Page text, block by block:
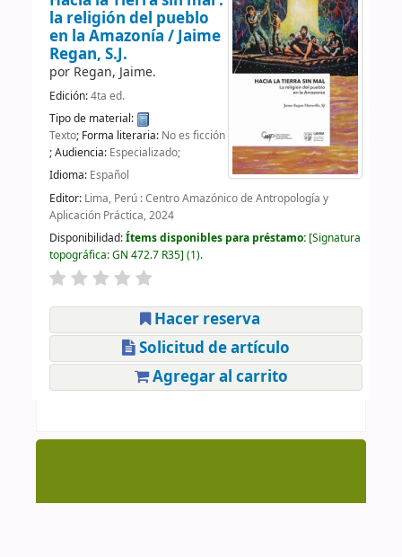
la religión del pueblo
en la Amazonía /Jaime
Regan, S.J.
por Regan, Jaime.
Edición:4ta ed.
Tipo de material:
Texto; Forma literaria: No es ficción
; Audiencia: Especializado;
Idioma: Español
Editor: Lima, Perú : Centro Amazónico de Antropología y
Aplicación Práctica, 2024
Disponibilidad:Ítems disponibles para préstamo: Signatura
topográfica:GN 472.7 R35 (1).
Hacer reserva
Solicitud de artículo
Agregar al carrito